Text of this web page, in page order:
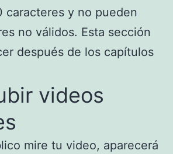
caracteres y no pueden
no válidos. Esta sección
después de los capítulos
videos
mire tu video, aparecerá